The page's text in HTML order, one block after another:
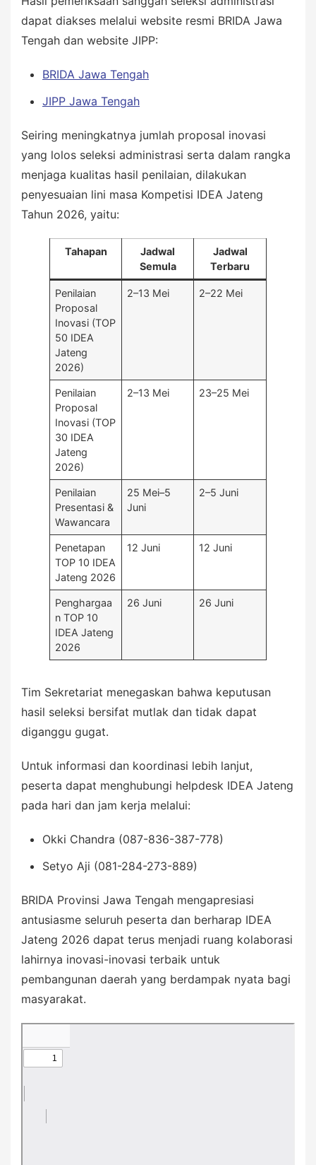
dapat diakses melalui website resmi BRIDA Jawa
Tengah dan website JIPP:
BRIDA Jawa Tengah
JIPP Jawa Tengah
Seiring meningkatnya jumlah proposal inovasi
yang lolos seleksi administrasi serta dalam rangka
menjaga kualitas hasil penilaian, dilakukan
penyesuaian lini masa Kompetisi IDEA Jateng
Tahun 2026, yaitu:
Tahapan
Jadwal
Semula
Jadwal
Terbaru
Penilaian
Proposal
Inovasi (TOP
50 IDEA
Jateng
2026)
2–13 Mei 2–22 Mei
Penilaian
Proposal
Inovasi (TOP
30 IDEA
Jateng
2026)
2–13 Mei 23–25 Mei
Penilaian
Presentasi &
Wawancara
25 Mei–5
Juni
2–5 Juni
Penetapan
TOP 10 IDEA
Jateng 2026
12 Juni 12 Juni
Penghargaa
n TOP 10
IDEA Jateng
2026
26 Juni 26 Juni
Tim Sekretariat menegaskan bahwa keputusan
hasil seleksi bersifat mutlak dan tidak dapat
diganggu gugat.
Untuk informasi dan koordinasi lebih lanjut,
peserta dapat menghubungi helpdesk IDEA Jateng
pada hari dan jam kerja melalui:
Okki Chandra (087-836-387-778)
Setyo Aji (081-284-273-889)
BRIDA Provinsi Jawa Tengah mengapresiasi
antusiasme seluruh peserta dan berharap IDEA
Jateng 2026 dapat terus menjadi ruang kolaborasi
lahirnya inovasi-inovasi terbaik untuk
pembangunan daerah yang berdampak nyata bagi
masyarakat.